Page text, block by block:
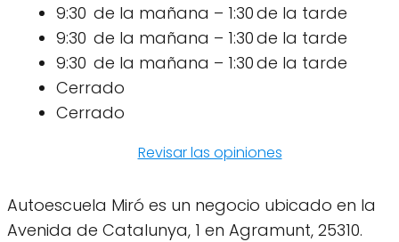
9:30 de la mañana – 1:30 de la tarde
9:30 de la mañana – 1:30 de la tarde
9:30 de la mañana – 1:30 de la tarde
Cerrado
Cerrado
Revisar las opiniones
Autoescuela Miró es un negocio ubicado en la
Avenida de Catalunya, 1 en Agramunt, 25310.